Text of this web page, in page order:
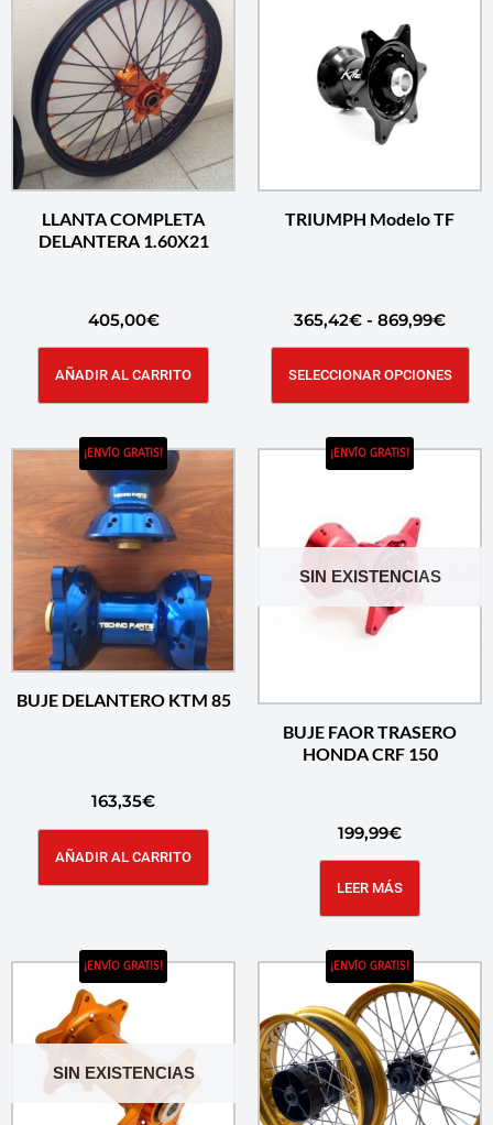
LLANTA COMPLETA
DELANTERA 1.60X21
405,00€
AÑADIR AL CARRITO
TRIUMPH Modelo TF
365,42€ - 869,99€
SELECCIONAR OPCIONES
¡ENVÍO GRATIS!
BUJE DELANTERO KTM 85
163,35€
AÑADIR AL CARRITO
SIN EXISTENCIAS
¡ENVÍO GRATIS!
BUJE FAOR TRASERO
HONDA CRF 150
199,99€
LEER MÁS
SIN EXISTENCIAS
¡ENVÍO GRATIS! ¡ENVÍO GRATIS!